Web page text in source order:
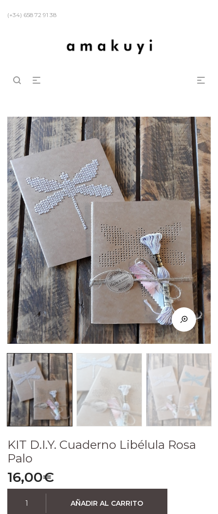
(+34) 658 72 91 38
KIT D.I.Y. Cuaderno Libélula Rosa
Palo
16,00€
AÑADIR AL CARRITO